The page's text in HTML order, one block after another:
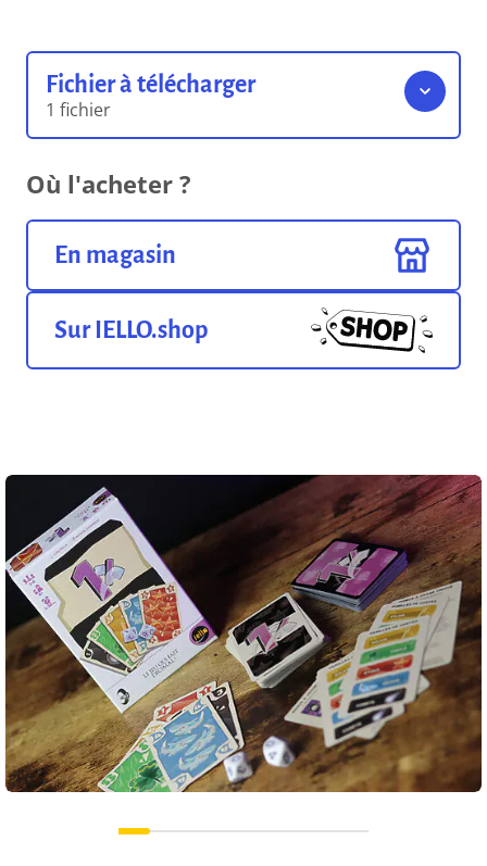
Fichier à télécharger
1 fichier
Règles du jeu
1.86 Mo Format pdf
Où l'acheter ?
En magasin
Sur IELLO.shop